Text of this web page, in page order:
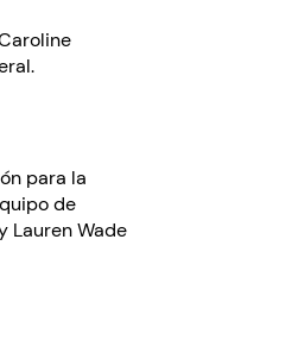
para la
de
Lauren Wade